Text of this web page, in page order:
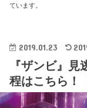
ています。
2019.01.23
『ザンビ』
程はこちら！